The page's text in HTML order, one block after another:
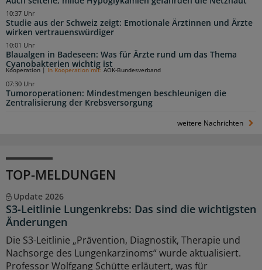
Studie aus der Schweiz zeigt: Emotionale Ärztinnen und Ärzte
wirken vertrauenswürdiger
10:37 Uhr
Blaualgen in Badeseen: Was für Ärzte rund um das Thema
Cyanobakterien wichtig ist
10:01 Uhr
Tumoroperationen: Mindestmengen beschleunigen die
Zentralisierung der Krebsversorgung
Kooperation In Kooperation mit: AOK-Bundesverband
07:30 Uhr
weitere Nachrichten
TOP-MELDUNGEN
Update 2026
S3-Leitlinie Lungenkrebs: Das sind die wichtigsten
Änderungen
Die S3-Leitlinie „Prävention, Diagnostik, Therapie und
Nachsorge des Lungenkarzinoms“ wurde aktualisiert.
Professor Wolfgang Schütte erläutert, was für